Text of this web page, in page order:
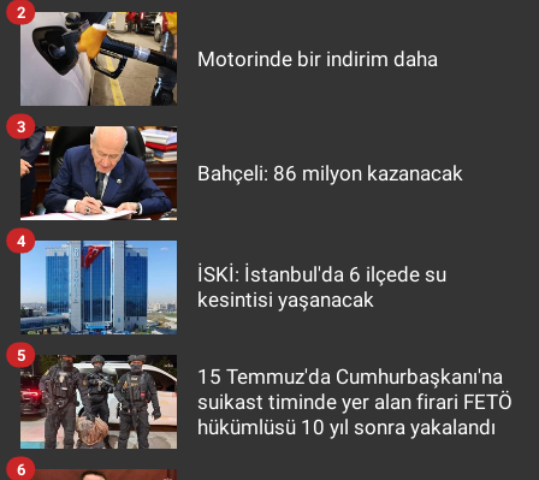
Motorinde bir indirim daha
2
Bahçeli: 86 milyon kazanacak
3
İSKİ: İstanbul'da 6 ilçede su
kesintisi yaşanacak
4
15 Temmuz'da Cumhurbaşkanı'na
suikast timinde yer alan firari FETÖ
hükümlüsü 10 yıl sonra yakalandı
5
6